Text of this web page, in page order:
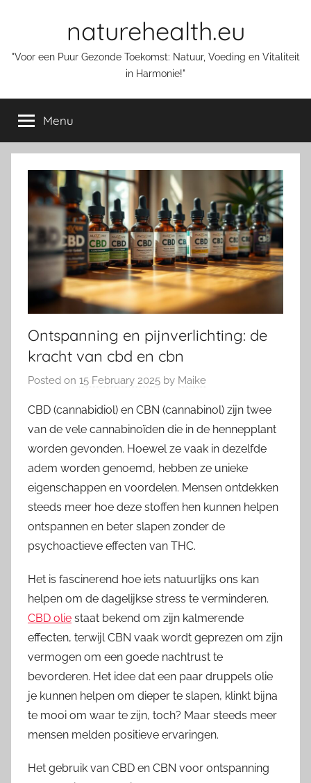
naturehealth.eu
"Voor een Puur Gezonde Toekomst: Natuur, Voeding en Vitaliteit
in Harmonie!"
Menu
Ontspanning en pijnverlichting: de
kracht van cbd en cbn
Posted on 15 February 2025 by Maike
CBD (cannabidiol) en CBN (cannabinol) zijn twee
van de vele cannabinoïden die in de hennepplant
worden gevonden. Hoewel ze vaak in dezelfde
adem worden genoemd, hebben ze unieke
eigenschappen en voordelen. Mensen ontdekken
steeds meer hoe deze stoffen hen kunnen helpen
ontspannen en beter slapen zonder de
psychoactieve effecten van THC.
Het is fascinerend hoe iets natuurlijks ons kan
helpen om de dagelijkse stress te verminderen.
CBD olie staat bekend om zijn kalmerende
effecten, terwijl CBN vaak wordt geprezen om zijn
vermogen om een goede nachtrust te
bevorderen. Het idee dat een paar druppels olie
je kunnen helpen om dieper te slapen, klinkt bijna
te mooi om waar te zijn, toch? Maar steeds meer
mensen melden positieve ervaringen.
Het gebruik van CBD en CBN voor ontspanning